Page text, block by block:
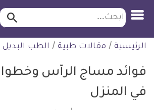
التخطي
للمحتوى
ابحث
الرئيسية / مقالات طبية / الطب البديل
فوائد مساج الرأس
في المنزل